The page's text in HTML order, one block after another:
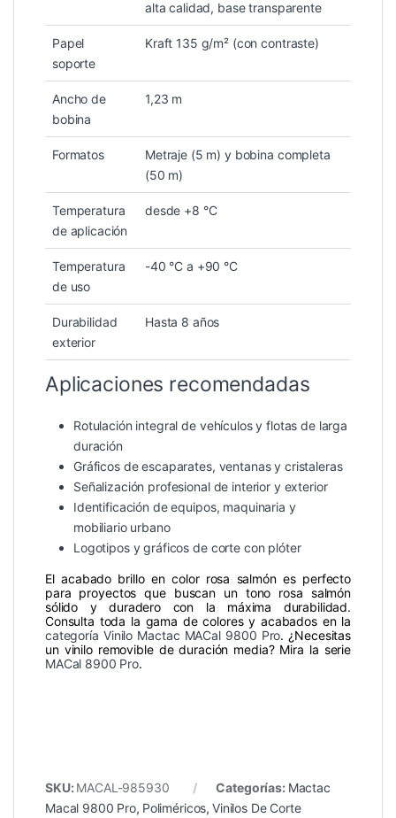
alta calidad, base transparente
Papel
soporte
Kraft 135 g/m² (con contraste)
Ancho de
bobina
1,23 m
Formatos
Metraje (5 m) y bobina completa
(50 m)
Temperatura
de aplicación
desde +8 °C
Temperatura
de uso
-40 °C a +90 °C
Durabilidad
exterior
Hasta 8 años
Aplicaciones recomendadas
Rotulación integral de vehículos y flotas de larga
duración
Gráficos de escaparates, ventanas y cristaleras
Señalización profesional de interior y exterior
Identificación de equipos, maquinaria y
mobiliario urbano
Logotipos y gráficos de corte con plóter
El acabado brillo en color rosa salmón es perfecto
para proyectos que buscan un tono rosa salmón
sólido y duradero con la máxima durabilidad.
Consulta toda la gama de colores y acabados en la
categoría Vinilo Mactac MACal 9800 Pro. ¿Necesitas
un vinilo removible de duración media? Mira la serie
MACal 8900 Pro.
SKU: MACAL-985930 Categorías: Mactac
Macal 9800 Pro, Poliméricos, Vinilos De Corte